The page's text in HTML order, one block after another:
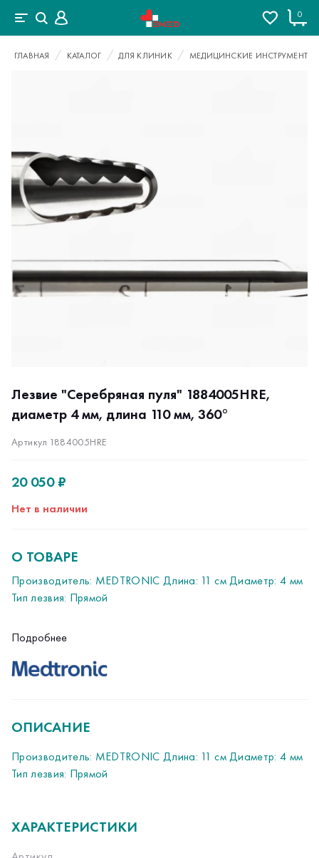
0
ГЛАВНАЯ КАТАЛОГ ДЛЯ КЛИНИК МЕДИЦИНСКИЕ ИНСТРУМЕНТЫ
Лезвие "Серебряная пуля" 1884005HRE,
диаметр 4 мм, длина 110 мм, 360°
Артикул 1884005HRE
20 050 ₽
Нет в наличии
О ТОВАРЕ
Производитель: MEDTRONIC Длина: 11 см Диаметр: 4 мм
Тип лезвия: Прямой
Подробнее
ОПИСАНИЕ
Производитель: MEDTRONIC Длина: 11 см Диаметр: 4 мм
Тип лезвия: Прямой
ХАРАКТЕРИСТИКИ